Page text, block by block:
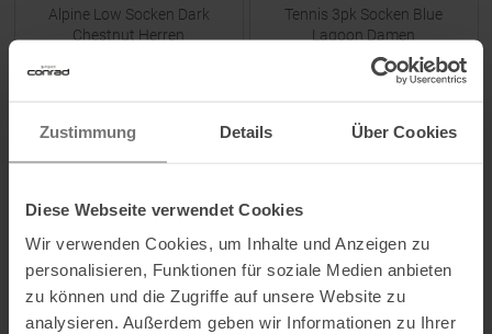
Zustimmung Details Über Cookies
Diese Webseite verwendet Cookies
Wir verwenden Cookies, um Inhalte und Anzeigen zu
personalisieren, Funktionen für soziale Medien anbieten
zu können und die Zugriffe auf unsere Website zu
analysieren. Außerdem geben wir Informationen zu Ihrer
Alpine Low Socken Dark
Chestnut Herren
Verfügbare Größen:
ZUMPRODUKT
Tennis 3pk Socken Blue
Lagoon Damen
€
Verfügbare Größen:
ZUMPRODUKT
-